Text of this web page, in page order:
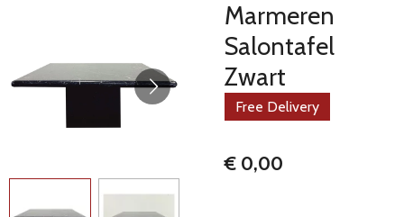
Marmeren
Salontafel
Zwart
Free Delivery
€ 0,00